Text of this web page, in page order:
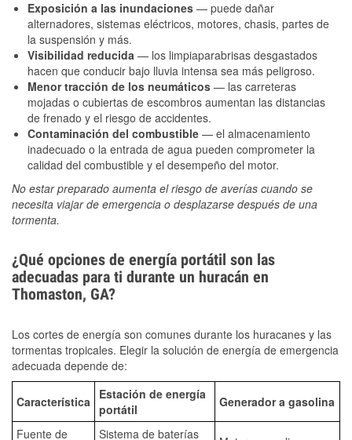
Exposición a las inundaciones — puede dañar
alternadores, sistemas eléctricos, motores, chasis, partes de
la suspensión y más.
Visibilidad reducida — los limpiaparabrisas desgastados
hacen que conducir bajo lluvia intensa sea más peligroso.
Menor tracción de los neumáticos — las carreteras
mojadas o cubiertas de escombros aumentan las distancias
de frenado y el riesgo de accidentes.
Contaminación del combustible — el almacenamiento
inadecuado o la entrada de agua pueden comprometer la
calidad del combustible y el desempeño del motor.
No estar preparado aumenta el riesgo de averías cuando se
necesita viajar de emergencia o desplazarse después de una
tormenta.
¿Qué opciones de energía portátil son las
adecuadas para ti durante un huracán en
Thomaston, GA?
Los cortes de energía son comunes durante los huracanes y las
tormentas tropicales. Elegir la solución de energía de emergencia
adecuada depende de:
Característica
Estación de energía
portátil
Generador a gasolina
Fuente de Sistema de baterías